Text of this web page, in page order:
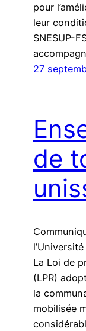
pour
leur
SNESUP-
27
de
La Loi de
(LPR)
la
mobilisée